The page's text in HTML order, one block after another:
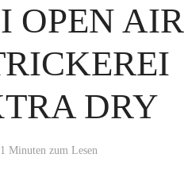
OPEN AIR
DRY
1 Minuten zum Lesen